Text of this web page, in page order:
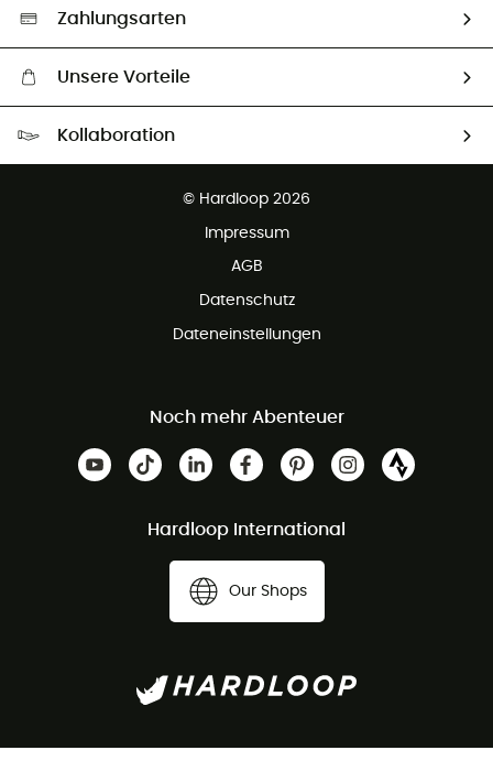
Auswahl an nachhaltigen Produkten
Zahlungsarten
Unsere Vorteile
Kollaboration
© Hardloop 2026
Impressum
AGB
Datenschutz
Dateneinstellungen
Noch mehr Abenteuer
Hardloop International
Our Shops